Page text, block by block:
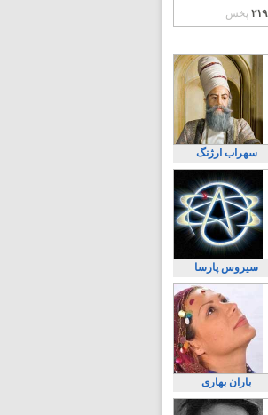
۲۱۹ پخش
سهراب ارژنگ
سیروس پارسا
باران بهاری